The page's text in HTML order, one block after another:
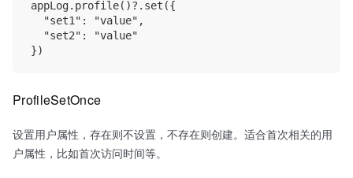
appLog.profile()?.set({
  "set1": "value",
  "set2": "value"
ProfileSetOnce
设置用户属性，存在则不设置，不存在则创建。适合首次相关的用
户属性，比如首次访问时间等。